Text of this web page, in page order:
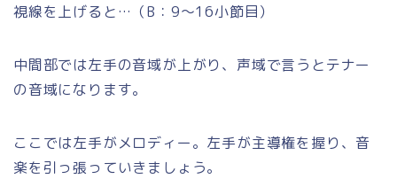
視線を上げると…（B：9～16小節目）
中間部では左手の音域が上がり、声域で言うとテナー
の音域になります。
ここでは左手がメロディー。左手が主導権を握り、音
楽を引っ張っていきましょう。